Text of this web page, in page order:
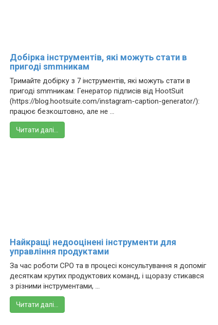
Добірка інструментів, які можуть стати в
пригоді smmникам
Тримайте добірку з 7 інструментів, які можуть стати в
пригоді smmникам: Генератор підписів від HootSuit
(https://blog.hootsuite.com/instagram-caption-generator/):
працює безкоштовно, але не ...
Читати далі…
Найкращі недооцінені інструменти для
управління продуктами
За час роботи CPO та в процесі консультування я допоміг
десяткам крутих продуктових команд, і щоразу стикався
з різними інструментами, ...
Читати далі…